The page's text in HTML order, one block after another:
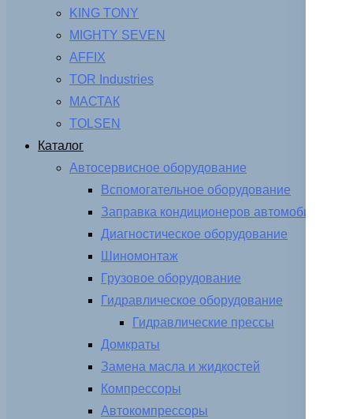
KING TONY
MIGHTY SEVEN
AFFIX
TOR Industries
МАСТАК
TOLSEN
Каталог
Автосервисное оборудование
Вспомогательное оборудование
Заправка кондиционеров автомобиля
Диагностическое оборудование
Шиномонтаж
Грузовое оборудование
Гидравлическое оборудование
Гидравлические прессы
Домкраты
Замена масла и жидкостей
Компрессоры
Автокомпрессоры